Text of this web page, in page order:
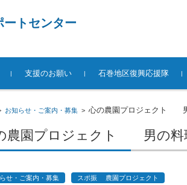
ートセンター
支援のお願い 石巻地区復興応援隊
お知らせ・ご案内・募集> 心の農園プロジェクト
農園プロジェクト 男の料
せ・ご案内・募集 スポ振 農園プロジェクト